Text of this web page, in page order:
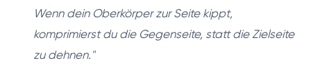
Wenn dein Oberkörper zur Seite kippt,
komprimierst du die Gegenseite, statt die Zielseite
zu dehnen."